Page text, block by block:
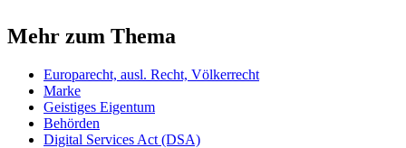
Mehr zum Thema
Europarecht, ausl. Recht, Völkerrecht
Marke
Geistiges Eigentum
Behörden
Digital Services Act (DSA)